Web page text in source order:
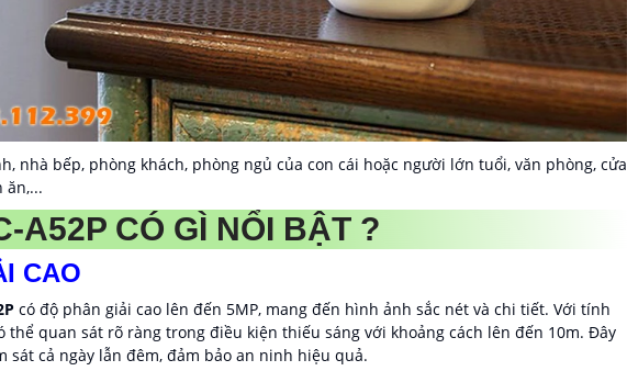
nhà bếp, phòng khách, phòng ngủ của con cái hoặc người lớn tuổi, văn phòng, cửa
ăn,...
A52P CÓ GÌ NỔI BẬT ?
CAO
có độ phân giải cao lên đến 5MP, mang đến hình ảnh sắc nét và chi tiết. Với tính
thể quan sát rõ ràng trong điều kiện thiếu sáng với khoảng cách lên đến 10m. Đây
sát cả ngày lẫn đêm, đảm bảo an ninh hiệu quả.